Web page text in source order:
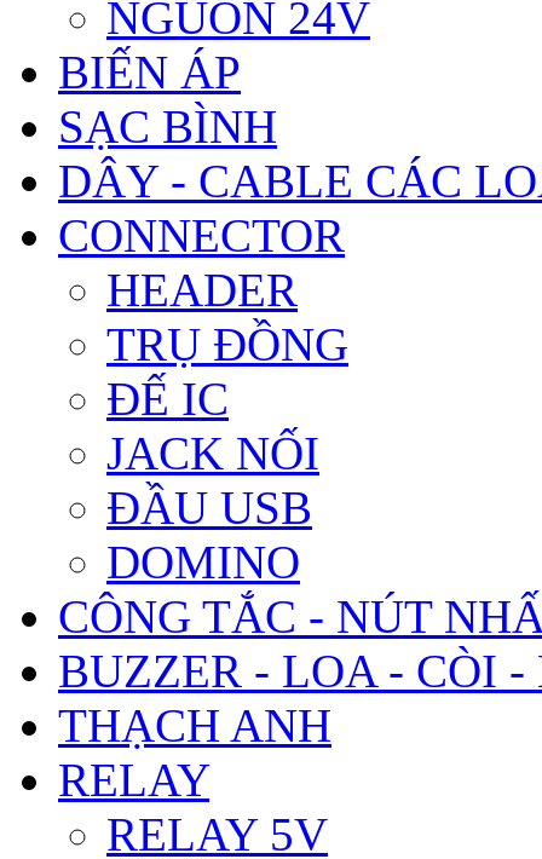
NGUÔN 24V
BIẾN ÁP
SẠC BÌNH
DÂY - CABLE CÁC
CONNECTOR
HEADER
TRỤ ĐỒNG
ĐẾ IC
JACK NỐI
ĐẦU USB
DOMINO
CÔNG TẮC - NÚT
BUZZER - LOA - CÒI -
THẠCH ANH
RELAY
RELAY 5V